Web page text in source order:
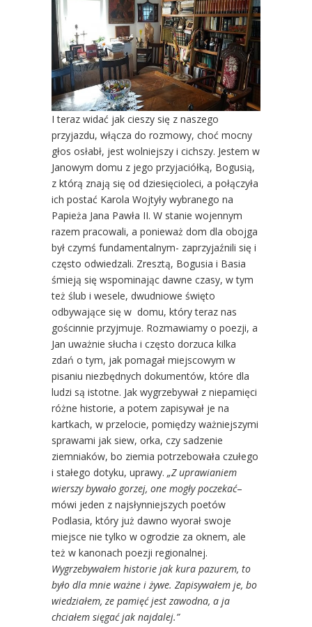
I teraz widać jak cieszy się z naszego
przyjazdu, włącza do rozmowy, choć mocny
głos osłabł, jest wolniejszy i cichszy. Jestem w
Janowym domu z jego przyjaciółką, Bogusią,
z którą znają się od dziesięcioleci, a połączyła
ich postać Karola Wojtyły wybranego na
Papieża Jana Pawła II. W stanie wojennym
razem pracowali, a ponieważ dom dla obojga
był czymś fundamentalnym- zaprzyjaźnili się i
często odwiedzali. Zresztą, Bogusia i Basia
śmieją się wspominając dawne czasy, w tym
też ślub i wesele, dwudniowe święto
odbywające się w domu, który teraz nas
gościnnie przyjmuje. Rozmawiamy o poezji, a
Jan uważnie słucha i często dorzuca kilka
zdań o tym, jak pomagał miejscowym w
pisaniu niezbędnych dokumentów, które dla
ludzi są istotne. Jak wygrzebywał z niepamięci
różne historie, a potem zapisywał je na
kartkach, w przelocie, pomiędzy ważniejszymi
sprawami jak siew, orka, czy sadzenie
ziemniaków, bo ziemia potrzebowała czułego
i stałego dotyku, uprawy. „Z uprawianiem
wierszy bywało gorzej, one mogły poczekać–
mówi jeden z najsłynniejszych poetów
Podlasia, który już dawno wyorał swoje
miejsce nie tylko w ogrodzie za oknem, ale
też w kanonach poezji regionalnej.
Wygrzebywałem historie jak kura pazurem, to
było dla mnie ważne i żywe. Zapisywałem je, bo
wiedziałem, ze pamięć jest zawodna, a ja
chciałem sięgać jak najdalej.”